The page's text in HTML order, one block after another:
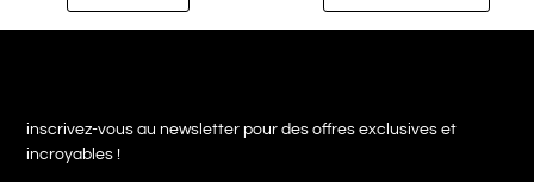
inscrivez-vous au newsletter pour des offres exclusives et
incroyables !